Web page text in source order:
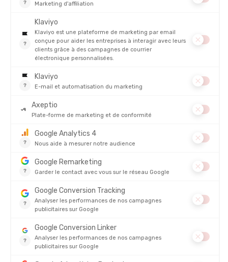
bénéficier de la technologie tout en gardant une sécurité de
Notre recommandation Tonton Outdoor :optez pour une
Ranger Silvaou uneDeluxe Map Compass Sol . Fiables, lisibles,
pratiques : elles ont fait leurs preuves sur le terrain !
Vous avez compris comment fonctionne une boussole, vous
savez comment l'utiliser... Il ne reste plus qu’à choisir
la bonne
boussolepour vous accompagner dans toutes vos aventures.
Voici notre sélection des